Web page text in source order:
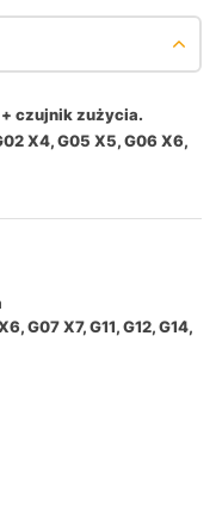
+ czujnik zużycia.
X4, G05 X5, G06 X6,
G07 X7, G11, G12, G14,